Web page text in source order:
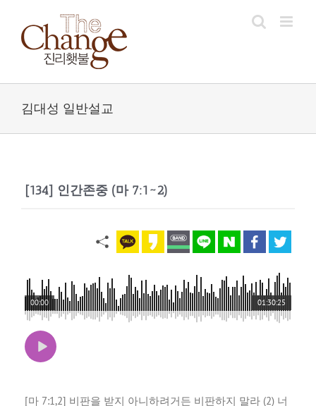
content
김대성 일반설교
[134] 인간존중 (마 7:1~2)
01:30:25
00:00
[마 7:1,2] 비판을 받지 아니하려거든 비판하지 말라 (2) 너